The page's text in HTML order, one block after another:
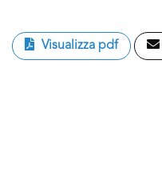
Visualizza pdf